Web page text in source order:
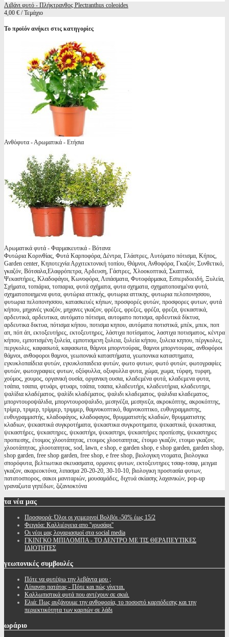
Λιβάνι φυτό - Πλήκτρανθος Plectranthus coleoides
4,00 € / Τεμάχιο
Το προϊόν ανήκει στις κατηγορίες
Ανθόφυτα - Αρωματικά - Ετήσια
Αρωματικά φυτά - Φαρμακευτικά - Βότανα
Φυτώρια Κορινθίας, Φυτά Καρποφόρα, Δέντρα, Γλάστρες, Αυτόματο πότισμα, Κήπος,
Garden center, Κηποτεχνία Αρχιτεκτονική τοπίου, Θάμνοι, Ανθοφόρα, Γκαζόν, Συνθετικό,
γκαζόν, Βότσαλα,Ελαφρόπετρα, Αρδευση, Γάστρες, Χλοοκοπτικά, Σκαπτικά,
Ψεκαστήρες, Κλαδοφάγοι, Κωνοφόρα, Λιπάσματα, Φυτοφάρμακα, Εσπεριδοειδή, Ξυλεία,
Σχήματα, τοπιάρια, τοπιαρια, φυτά σχήματα, φυτα σχηματα, σχηματοποιημένα φυτά,
σχηματοποιημενα φυτα, φυτώρια αττικής, φυτωρια αττικης, φυτωρια πελοπονησσου,
φυτωρια πελοπονησσου, κατασκευές κήπων, προσφορές φυτών, προσφορες φυτων, φυτά
κήπου, μηχανές γκαζόν, μηχανες γκαζον, φρέζες, φρεζες, φρέζα, φρεζα, ψεκαστικά,
αρδευτικά, αρδευτικα, αυτόματο πότισμα, αυτοματο ποτισμα, αρδευτικά δίκτυα,
αρδευτικα δικτυα, πότισμα κήπου, ποτισμα κηπου, αυτόματα ποτιστικά, μπέκ, μπεκ, ποπ
απ, πόπ άπ, εκτοξευτήρες, εκτοξευτηρες, λάστιχα ποτίσματος, λαστιχα ποτισματος, κέντρα
κήπου, εμποτισμένη ξυλεία, εμποτισμενη ξυλεια, ξυλεία κήπου, ξυλεια κηπου, πέργκολες,
περγκολες, καφασωτά, καφασωτα, θάμνοι μπορντούρας, θαμνοι μπορντουρας, ανθοφόροι
θάμνοι, ανθοφοροι θαμνοι, γεωπονικά καταστήματα, γεωπονικα καταστηματα,
εγκυκλοπαίδεια φυτών, εγκυκλοπαιδεια φυτών, φωτο φυτων, φωτό φυτών, φωτογραφίες
φυτών, φωτογραφιες φυτων, οξύφυλλα, οξυφυλλα φυτα, χώμα, χωμα, τύρφη, τυρφη,
χούμος, χουμος, οργανική ουσία, οργανικη ουσια, κλαδεμένα φυτά, κλαδεμενα φυτα,
τσάπα, τσαπα, φτυάρι, φτυαρι, τσάπα, τσαπα, κλαδευτήρι, κλαδευτήρια, κλαδευτηρι,
ψαλίδια κλαδέματος, ψαλίδι κλαδέματος, ψαλιδι κλαδεματος, ψαλιδια κλαδεματος,
μπορντουροψάλιδα, μπορντουροψαλιδο, μεσηνέζα, μεσηνεζα, ακροκόπτης, ακροκόπτης,
τρίμερ, τριμερ, τρίμμερ, τριμμερ, θαμνοκοπτικό, θαμνοκοπτικο, ευθυγραμμιστης,
ευθυγραμμιστής, κλαδοφάγος, κλαδοφαγος, θρυμματιστής κλαδιών, θρυμματιστης
κλαδιων, ψεκαστικά συγκροτήματα, ψεκαστικα συγκροτηματα, ψεκαστικά, ψεκαστικα,
ψεκαστήρες, ψεκαστηρες, ψεκαστήρι, ψεκαστηρι, ψεκαστήρες προπίεσης, ψεκαστηρες
προπιεσης, έτοιμος χλοοτάπητας, ετοιμος χλοοταπητας, έτοιμο γκαζόν, ετοιμο γκαζον,
χλοοτάπητας, χλοοταπητας, sod, lawn, e shop, e garden shop, e shop garden, garden shop,
shop garden, free shop garden, free shop, e free shop, βιολογικη ντοματα, βιολογικα
σπορόφυτα, βελτιωτικα σκευασματα, ορμονες φυτων, εκτοξευτηρες τσαφ-τσαφ, μειγμα
γκαζον, ακαρεοκτόνα, λιπασμα 20-20-20, 30-10-10, βιολογικη προστασία φυτων,
πατατοσπορος, σακοι μανιταριών, μουσαμάδες, διχτυά σκίασης λαχανικών, pop-up
γραναζωτα γηπέδων, ζιζανιοκτόνα
τα νέα μας
Προσφορά: Όλοι οι χειμερινοί Βολβόι -50% έως 15/2
Φειγιόα: Καλλιέργεια απο ''χρυσάφι''
Oι νέοι μας λογαριασμοί στα social media
ΓΚΙΝΓΚΟ ΜΠΙΛΟΜΠΑ - ΤΟ ΔΕΝΤΡΟ ΜΕ ΤΙΣ ΘΕΡΑΠΕΥΤΙΚΕΣ
ΙΔΙΟΤΗΤΕΣ
γεωπονικές συμβουλές
Πότε να φυτέψω την λεβάντα μου ;
Λίπανση πατάτας - Πότε και πώς γίνεται.
Καλλωπιστικά φυτά που αντέχουν σε σκιά.
Ελιά: Πως αυξάνουμε την ανθοφορία, το ποσοστό καρπόδεσης και την
περιεκτικότητα των καρπών σε λάδι
ωράριο